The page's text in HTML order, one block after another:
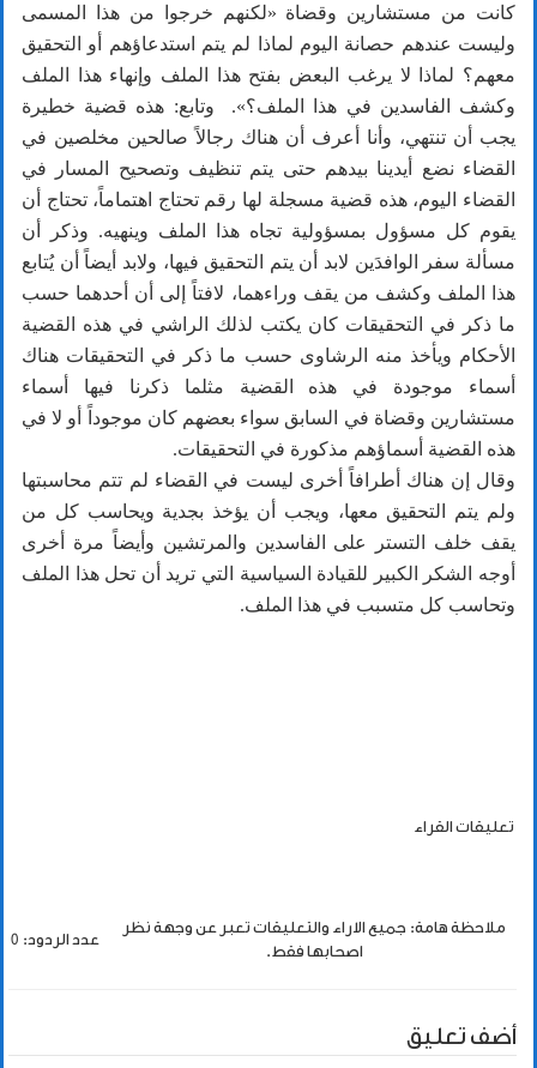
كانت من مستشارين وقضاة «لكنهم خرجوا من هذا المسمى
وليست عندهم حصانة اليوم لماذا لم يتم استدعاؤهم أو التحقيق
معهم؟ لماذا لا يرغب البعض بفتح هذا الملف وإنهاء هذا الملف
وكشف الفاسدين في هذا الملف؟». وتابع: هذه قضية خطيرة
يجب أن تنتهي، وأنا أعرف أن هناك رجالاً صالحين مخلصين في
القضاء نضع أيدينا بيدهم حتى يتم تنظيف وتصحيح المسار في
القضاء اليوم، هذه قضية مسجلة لها رقم تحتاج اهتماماً، تحتاج أن
يقوم كل مسؤول بمسؤولية تجاه هذا الملف وينهيه. وذكر أن
مسألة سفر الوافدَين لابد أن يتم التحقيق فيها، ولابد أيضاً أن يُتابع
هذا الملف وكشف من يقف وراءهما، لافتاً إلى أن أحدهما حسب
ما ذكر في التحقيقات كان يكتب لذلك الراشي في هذه القضية
الأحكام ويأخذ منه الرشاوى حسب ما ذكر في التحقيقات هناك
أسماء موجودة في هذه القضية مثلما ذكرنا فيها أسماء
مستشارين وقضاة في السابق سواء بعضهم كان موجوداً أو لا في
هذه القضية أسماؤهم مذكورة في التحقيقات.
وقال إن هناك أطرافاً أخرى ليست في القضاء لم تتم محاسبتها
ولم يتم التحقيق معها، ويجب أن يؤخذ بجدية ويحاسب كل من
يقف خلف التستر على الفاسدين والمرتشين وأيضاً مرة أخرى
أوجه الشكر الكبير للقيادة السياسية التي تريد أن تحل هذا الملف
وتحاسب كل متسبب في هذا الملف.
تعليقات القراء
ملاحظة هامة: جميع الاراء والتعليقات تعبر عن وجهة نظر
اصحابها فقط.
عدد الردود: 0
أضف تعليق